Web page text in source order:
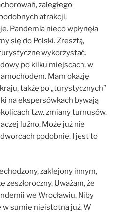
zaległego
atrakcji,
Pandemia nieco wpłynęła
się do Polski. Zresztą,
wykorzystać.
po kilku miejscach, w
Mam okazję
także po „turystycznych”
na ekspersówkach bywają
tzw. zmiany turnusów.
luźno. Może już nie
dworcach podobnie. I jest to
zaklejony innym,
zeszłoroczny. Uważam, że
we Wrocławiu. Niby
w sumie nieistotna już. W